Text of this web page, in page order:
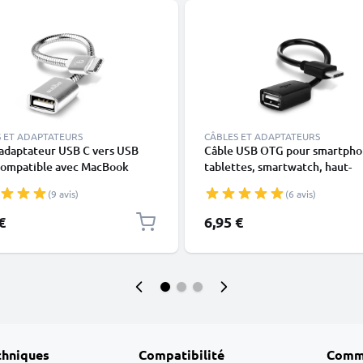
ET ADAPTATEURS
USB C vers USB
avec MacBook
Haut-parleur Appareil
casque,Silver
(9 avis)
CÂBLES ET ADAPTATEURS
Câble USB OTG pour
tablettes, smartwatch, haut-
écouteurs Adaptateur OTG
Type C mâle vers USB A
port USB hôte, câble
(6 avis)
6,95 €
Compatibilité